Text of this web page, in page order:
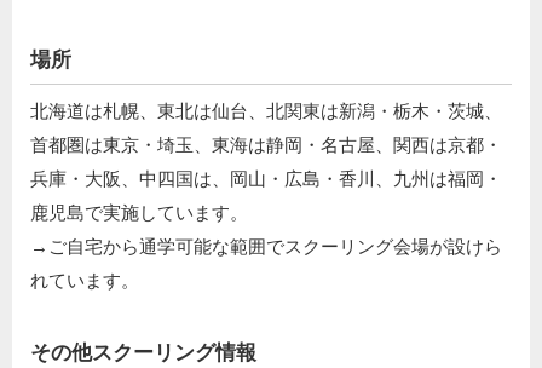
場所
北海道は札幌、東北は仙台、北関東は新潟・栃木・茨城、
首都圏は東京・埼玉、東海は静岡・名古屋、関西は京都・
兵庫・大阪、中四国は、岡山・広島・香川、九州は福岡・
鹿児島で実施しています。
→ご自宅から通学可能な範囲でスクーリング会場が設けら
れています。
その他スクーリング情報